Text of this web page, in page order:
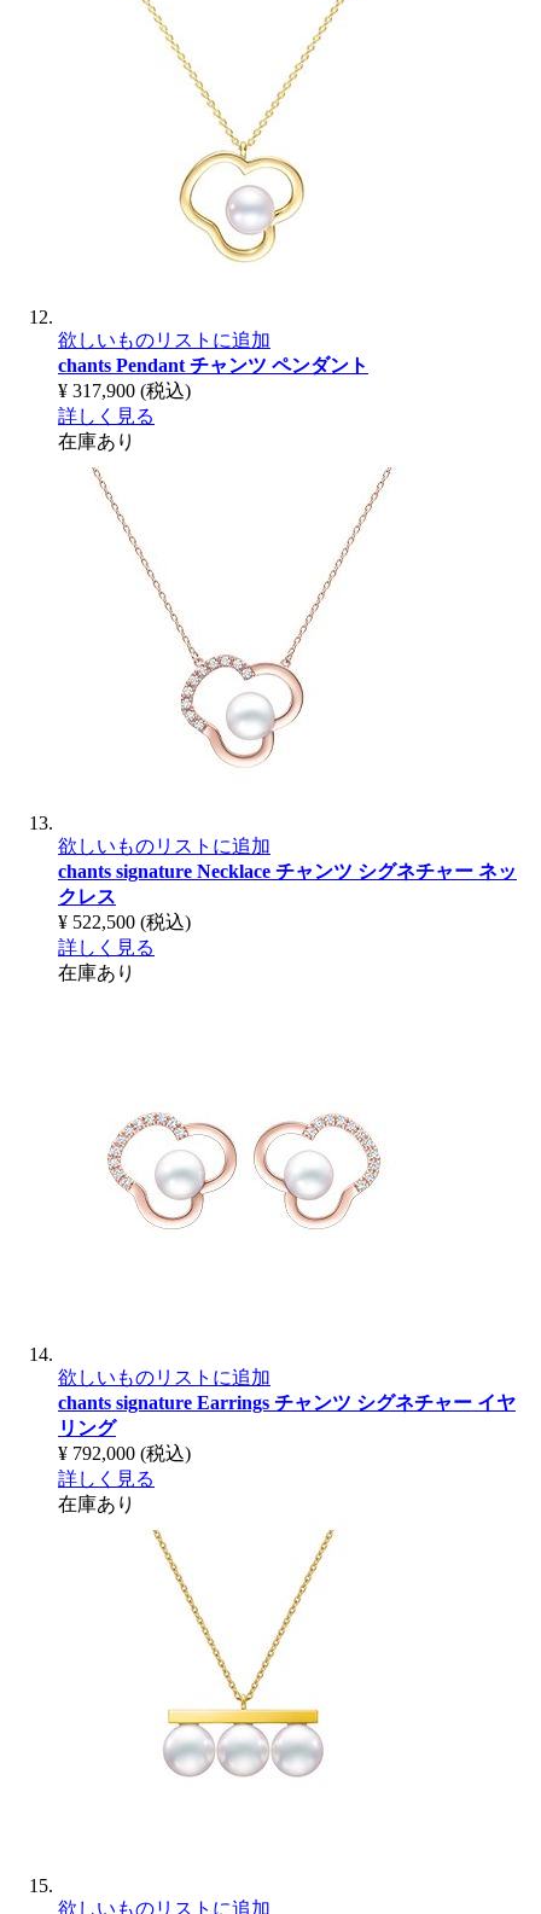
欲しいものリストに追加
chants Pendant チャンツ ペンダント
¥ 317,900 (税込)
詳しく見る
在庫あり
欲しいものリストに追加
chants signature Necklace チャンツ シグネチャー ネッ
クレス
¥ 522,500 (税込)
詳しく見る
在庫あり
欲しいものリストに追加
chants signature Earrings チャンツ シグネチャー イヤ
リング
¥ 792,000 (税込)
詳しく見る
在庫あり
欲しいものリストに追加